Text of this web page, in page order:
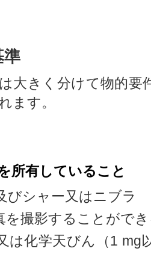
準
大きく分けて物的要
ます。
所有していること
びシャー又はニブラ
を撮影することがで
は化学天びん（1 mg